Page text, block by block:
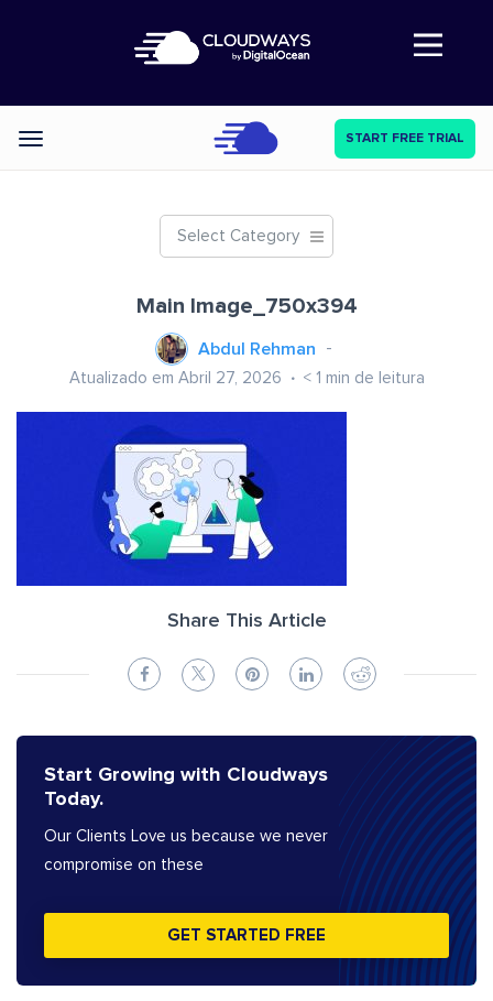
Abre a navegação
Categories START FREE TRIAL
Select Category
Main Image_750x394
Abdul Rehman
Atualizado em Abril 27, 2026 < 1 min de leitura
Share This Article
Start Growing with Cloudways
Today.
Our Clients Love us because we never
compromise on these
GET STARTED FREE